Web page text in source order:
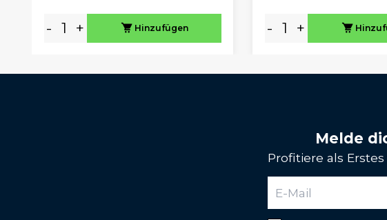
- + Hinzufügen - +
Melde
Profitiere als